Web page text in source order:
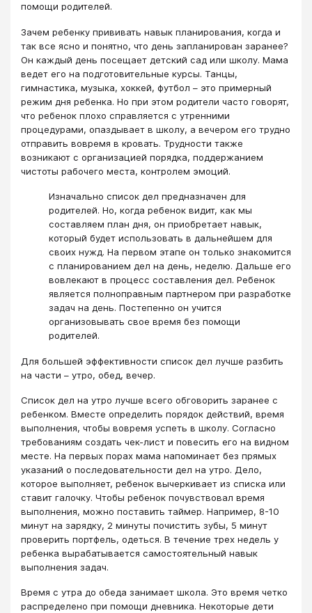
помощи родителей.
Зачем ребенку прививать навык планирования, когда и
так все ясно и понятно, что день запланирован заранее?
Он каждый день посещает детский сад или школу. Мама
ведет его на подготовительные курсы. Танцы,
гимнастика, музыка, хоккей, футбол – это примерный
режим дня ребенка. Но при этом родители часто говорят,
что ребенок плохо справляется с утренними
процедурами, опаздывает в школу, а вечером его трудно
отправить вовремя в кровать. Трудности также
возникают с организацией порядка, поддержанием
чистоты рабочего места, контролем эмоций.
Изначально список дел предназначен для
родителей. Но, когда ребенок видит, как мы
составляем план дня, он приобретает навык,
который будет использовать в дальнейшем для
своих нужд. На первом этапе он только знакомится
с планированием дел на день, неделю. Дальше его
вовлекают в процесс составления дел. Ребенок
является полноправным партнером при разработке
задач на день. Постепенно он учится
организовывать свое время без помощи
родителей.
Для большей эффективности список дел лучше разбить
на части – утро, обед, вечер.
Список дел на утро лучше всего обговорить заранее с
ребенком. Вместе определить порядок действий, время
выполнения, чтобы вовремя успеть в школу. Согласно
требованиям создать чек-лист и повесить его на видном
месте. На первых порах мама напоминает без прямых
указаний о последовательности дел на утро. Дело,
которое выполняет, ребенок вычеркивает из списка или
ставит галочку. Чтобы ребенок почувствовал время
выполнения, можно поставить таймер. Например, 8-10
минут на зарядку, 2 минуты почистить зубы, 5 минут
проверить портфель, одеться. В течение трех недель у
ребенка вырабатывается самостоятельный навык
выполнения задач.
Время с утра до обеда занимает школа. Это время четко
распределено при помощи дневника. Некоторые дети